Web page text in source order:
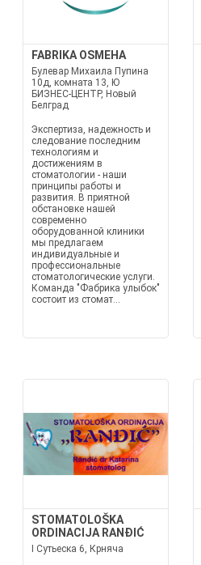
FABRIKA OSMEHA
Булевар Михаила Пупина
10д, комната 13, Ю
БИЗНЕС-ЦЕНТР, Новый
Белград
Экспертиза, надежность и
следование последним
технологиям и
достижениям в
стоматологии - наши
принципы работы и
развития. В приятной
обстановке нашей
современно
оборудованной клиники
мы предлагаем
индивидуальные и
профессиональные
стоматологические услуги.
Команда "Фабрика улыбок"
состоит из стомат...
STOMATOLOŠKA
ORDINACIJA RANĐIĆ
I Сутьеска 6, Крняча